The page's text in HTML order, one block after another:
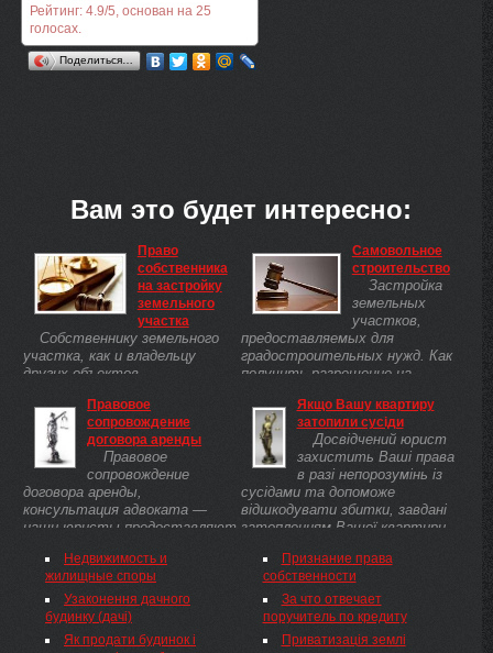
Рейтинг: 4.9/5, основан на 25
голосах.
Поделиться…
Вам это будет интересно:
Право
собственника
на застройку
земельного
участка
Собственнику земельного
участка, как и владельцу
других объектов,
владения, пользования и
распоряжения принадлежащим
ему земельным участком.
Правовое
сопровождение
договора аренды
Правовое
сопровождение
договора аренды,
консультация адвоката —
наши юристы предоставляют
Недвижимость и
жилищные споры
Узаконення дачного
будинку (дачі)
Як продати будинок і
Самовольное
строительство
Застройка
земельных
участков,
предоставляемых для
градостроительных нужд. Как
получить разрешение на
построить дом на земле ОСГ
или в заповеднике?
Якщо Вашу квартиру
затопили сусіди
Досвідчений юрист
захистить Ваші права
в разі непорозумінь із
сусідами та допоможе
відшкодувати збитки, завдані
затопленням Вашої квартири
Признание права
собственности
За что отвечает
поручитель по кредиту
Приватизація землі